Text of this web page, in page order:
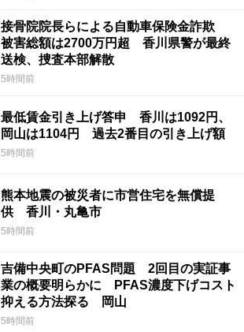
接骨院院長らによる自動車保険金詐欺
被害総額は2700万円超 香川県警が最終
送検、捜査本部解散
5時間前
最低賃金引き上げ答申 香川は1092円、
岡山は1104円 過去2番目の引き上げ額
5時間前
熊本地震の被災者に市営住宅を無償提
供 香川・丸亀市
5時間前
吉備中央町のPFAS問題 2回目の実証事
業の概要明らかに PFAS濃度下げコスト
抑える方法探る 岡山
5時間前